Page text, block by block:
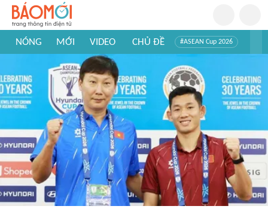
NÓNG MỚI VIDEO CHỦ ĐỀ #ASEAN Cup 2026
#Mỹ - Iran
#Khám phá thế giới